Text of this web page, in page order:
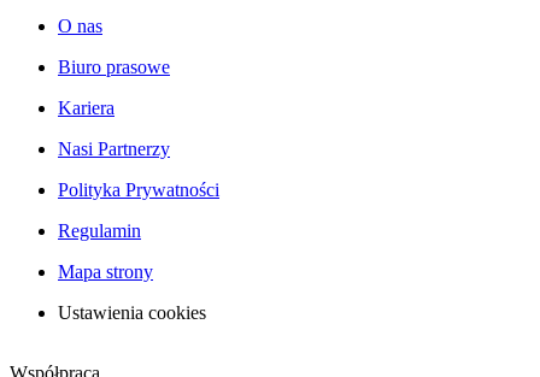
O nas
Biuro prasowe
Kariera
Nasi Partnerzy
Polityka Prywatności
Regulamin
Mapa strony
Ustawienia cookies